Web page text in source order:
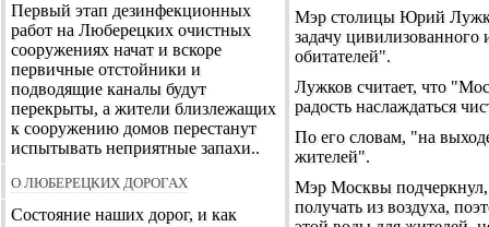
Мэр столицы Юрий
задачу
обитателей".
Лужков считает, что
радость наслаждаться
По его словам, "на
жителей".
Мэр Москвы
получать из воздуха,
Первый этап дезинфекционных
работ на Люберецких очистных
сооружениях начат и вскоре
первичные отстойники и
подводящие каналы будут
перекрыты, а жители близлежащих
к сооружению домов перестанут
испытывать неприятные запахи..
О люберецких дорогах
Состояние наших дорог, и как